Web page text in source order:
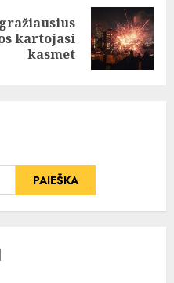
kartojasi
kasmet
PAIEŠKA